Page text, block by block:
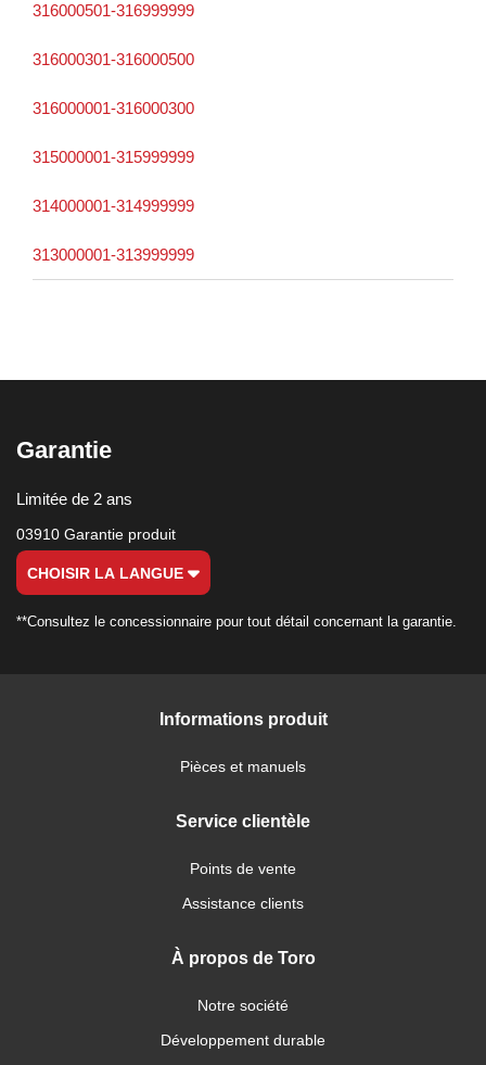
316000501-316999999
316000301-316000500
316000001-316000300
315000001-315999999
314000001-314999999
313000001-313999999
Garantie
Limitée de 2 ans
03910 Garantie produit
CHOISIR LA LANGUE
**Consultez le concessionnaire pour tout détail concernant la garantie.
Informations produit
Pièces et manuels
Service clientèle
Points de vente
Assistance clients
À propos de Toro
Notre société
Développement durable